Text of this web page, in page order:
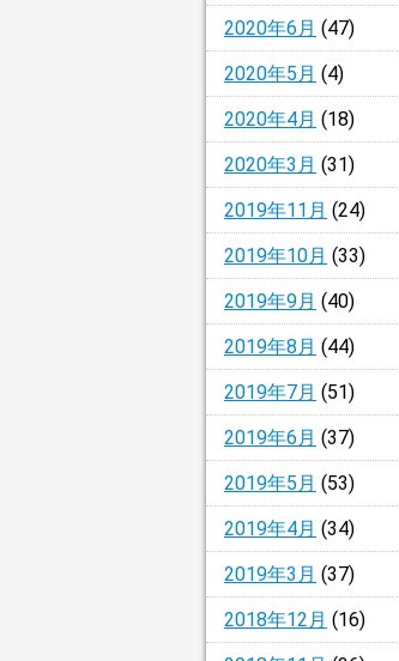
2020年6月 (47)
2020年5月 (4)
2020年4月 (18)
2020年3月 (31)
2019年11月 (24)
2019年10月 (33)
2019年9月 (40)
2019年8月 (44)
2019年7月 (51)
2019年6月 (37)
2019年5月 (53)
2019年4月 (34)
2019年3月 (37)
2018年12月 (16)